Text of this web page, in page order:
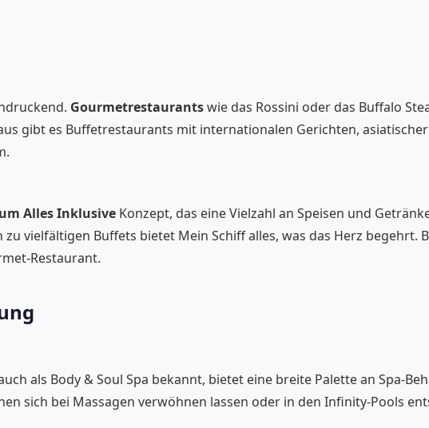
Gourmetrestaurantswie das Rossini oder das Buffalo
gibt es Buffetrestaurants mit internationalen Gerichten,
Alles Inklusive Konzept, das eine Vielzahl an Speisen und
vielfältigen Buffets bietet Mein Schiff alles, was das Herz begehrt.
Restaurant.
als Body & Soul Spa bekannt, bietet eine breite Palette an Spa-
sich bei Massagen verwöhnen lassen oder in den Infinity-Pools